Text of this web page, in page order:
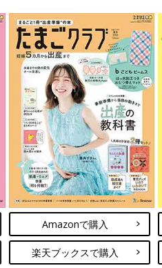
Amazonで購入
楽天ブックスで購入